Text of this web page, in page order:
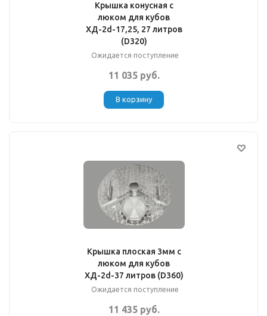
Крышка конусная с
люком для кубов
ХД-2d-17,25, 27 литров
(D320)
Ожидается поступление
11 035 руб.
В корзину
Крышка плоская 3мм с
люком для кубов
ХД-2d-37 литров (D360)
Ожидается поступление
11 435 руб.